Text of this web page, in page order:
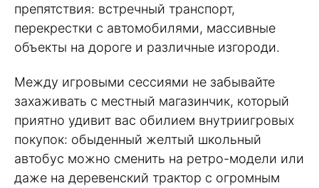
препятствия: встречный транспорт,
перекрестки с автомобилями, массивные
объекты на дороге и различные изгороди.
Между игровыми сессиями не забывайте
захаживать с местный магазинчик, который
приятно удивит вас обилием внутриигровых
покупок: обыденный желтый школьный
автобус можно сменить на ретро-модели или
даже на деревенский трактор с огромным